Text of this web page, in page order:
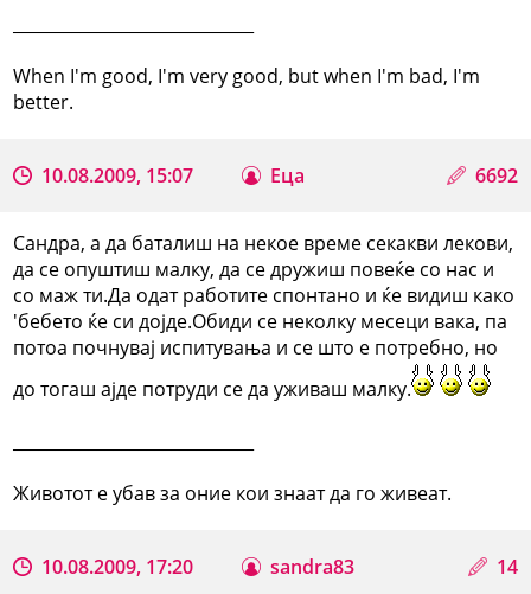
When I'm good, I'm very good, but when I'm bad, I'm
better.
10.08.2009, 15:07 Еца 6692
Сандра, а да баталиш на некое време секакви лекови,
да се опуштиш малку, да се дружиш повеќе со нас и
со маж ти.Да одат работите спонтано и ќе видиш како
'бебето ќе си дојде.Обиди се неколку месеци вака, па
потоа почнувај испитувања и се што е потребно, но
до тогаш ајде потруди се да уживаш малку.
Животот е убав за оние кои знаат да го живеат.
10.08.2009, 17:20 sandra83 14